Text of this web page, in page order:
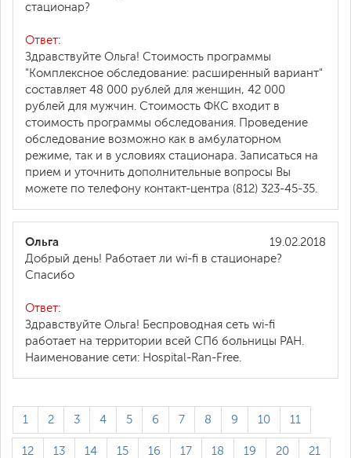
стационар?
Ответ:
Здравствуйте Ольга! Стоимость программы
"Комплексное обследование: расширенный вариант"
составляет 48 000 рублей для женщин, 42 000
рублей для мужчин. Стоимость ФКС входит в
стоимость программы обследования. Проведение
обследование возможно как в амбулаторном
режиме, так и в условиях стационара. Записаться на
прием и уточнить дополнительные вопросы Вы
можете по телефону контакт-центра (812) 323-45-35.
19.02.2018
Ольга
Добрый день! Работает ли wi-fi в стационаре?
Спасибо
Ответ:
Здравствуйте Ольга! Беспроводная сеть wi-fi
работает на территории всей СПб больницы РАН.
Наименование сети: Hospital-Ran-Free.
1 2 3 4 5 6 7 8 9 10 11
12 13 14 15 16 17 18 19 20 21